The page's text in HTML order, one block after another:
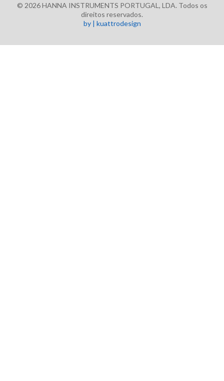
© 2026 HANNA INSTRUMENTS PORTUGAL, LDA. Todos os
direitos reservados.
by | kuattrodesign